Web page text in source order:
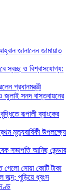
জানালেন জামায়াত
স্বচ্ছ ও বিশ্বাসযোগ্য:
প্রধানমন্ত্রী
জুলাই সনদ বাস্তবায়নের
রূপালী ব্যাংকের
মৃত্যুবার্ষিকী উপলক্ষ্যে
সভাপতি আনিছ ভেন্ডার
গেলো সোয়া কোটি টাকা
জব্দ; পুড়িয়ে ধ্বংস